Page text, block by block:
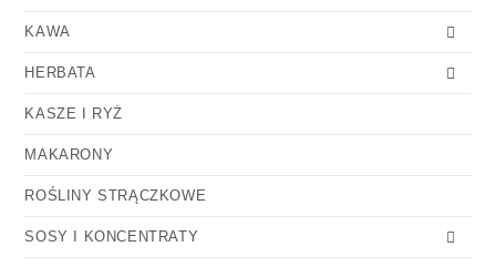
KAWA
HERBATA
KASZE I RYŻ
MAKARONY
ROŚLINY STRĄCZKOWE
SOSY I KONCENTRATY